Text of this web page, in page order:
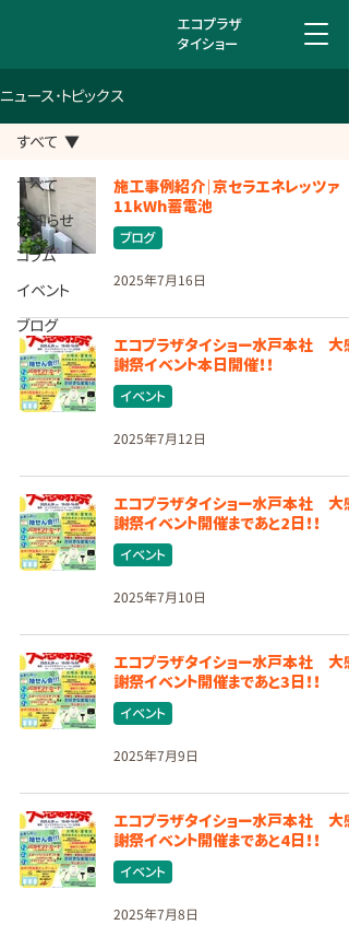
エコプラザ
タイショー
ニュース･トピックス
すべて
お知らせ
コラム
イベント
ブログ
すべて
施工事例紹介｜京セラエネレッツァ
11kWh蓄電池
ブログ
2025年7月16日
エコプラザタイショー水戸本社 大感
謝祭イベント本日開催！！
イベント
2025年7月12日
エコプラザタイショー水戸本社 大感
謝祭イベント開催まであと2日！！
イベント
2025年7月10日
エコプラザタイショー水戸本社 大感
謝祭イベント開催まであと3日！！
イベント
2025年7月9日
エコプラザタイショー水戸本社 大感
謝祭イベント開催まであと4日！！
イベント
2025年7月8日